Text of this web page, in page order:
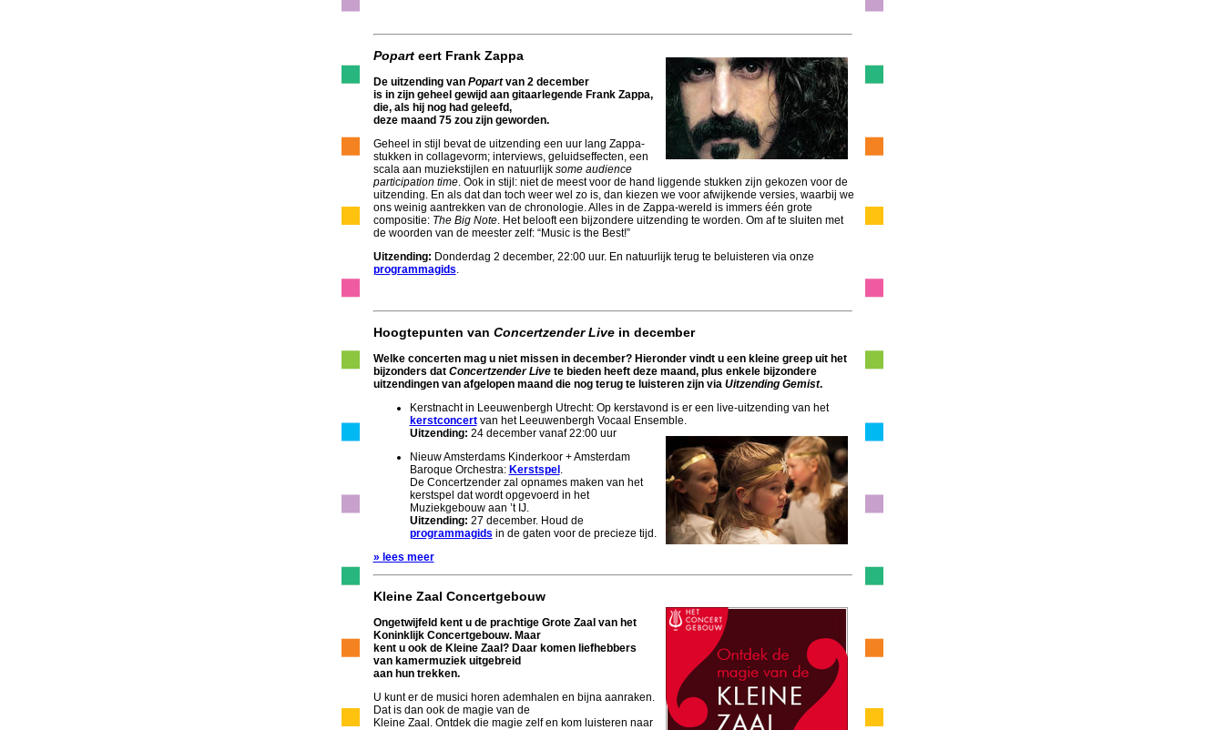
Poparteert Frank Zappa
De uitzending van Popartvan 2 december
is in zijn geheel gewijd aan gitaarlegende Frank Zappa,
die, als hij nog had geleefd,
deze maand 75 zou zijn geworden.
Geheel in stijl bevat de uitzending een uur lang Zappa-
stukken in collagevorm; interviews, geluidseffecten, een
scala aan muziekstijlen en natuurlijk some audience
participation time. Ook in stijl: niet de meest voor de hand liggende stukken zijn gekozen voor de
uitzending. En als dat dan toch weer wel zo is, dan kiezen we voor afwijkende versies, waarbij we
ons weinig aantrekken van de chronologie. Alles in de Zappa-wereld is immers één grote
compositie: The Big Note. Het belooft een bijzondere uitzending te worden. Om af te sluiten met
de woorden van de meester zelf: “Music is the Best!”
Uitzending: Donderdag 2 december, 22:00 uur. En natuurlijk terug te beluisteren via onze
programmagids.
Hoogtepunten van Concertzender Livein december
Welke concerten mag u niet missen in december? Hieronder vindt u een kleine greep uit het
bijzonders dat Concertzender Livete bieden heeft deze maand, plus enkele bijzondere
uitzendingen van afgelopen maand die nog terug te luisteren zijn via Uitzending Gemist.
Kerstnacht in Leeuwenbergh Utrecht: Op kerstavond is er een live-uitzending van het
kerstconcertvan het Leeuwenbergh Vocaal Ensemble.
Uitzending: 24 december vanaf 22:00 uur
Nieuw Amsterdams Kinderkoor + Amsterdam
Baroque Orchestra: Kerstspel.
De Concertzender zal opnames maken van het
kerstspel dat wordt opgevoerd in het
Muziekgebouw aan ’t IJ.
Uitzending: 27 december. Houd de
programmagids in de gaten voor de precieze tijd.
» lees meer
Kleine Zaal Concertgebouw
Ongetwijfeld kent u de prachtige Grote Zaal van het
Koninklijk Concertgebouw. Maar
kent u ook de Kleine Zaal? Daar komen liefhebbers
van kamermuziek uitgebreid
aan hun trekken.
U kunt er de musici horen ademhalen en bijna aanraken.
Dat is dan ook de magie van de
Kleine Zaal. Ontdek die magie zelf en kom luisteren naar